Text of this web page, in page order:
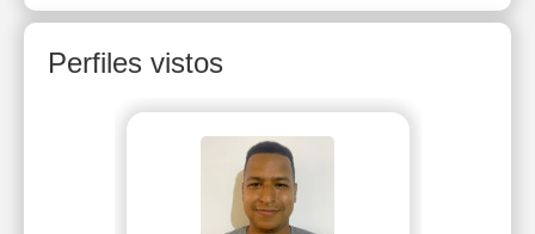
Perfiles vistos